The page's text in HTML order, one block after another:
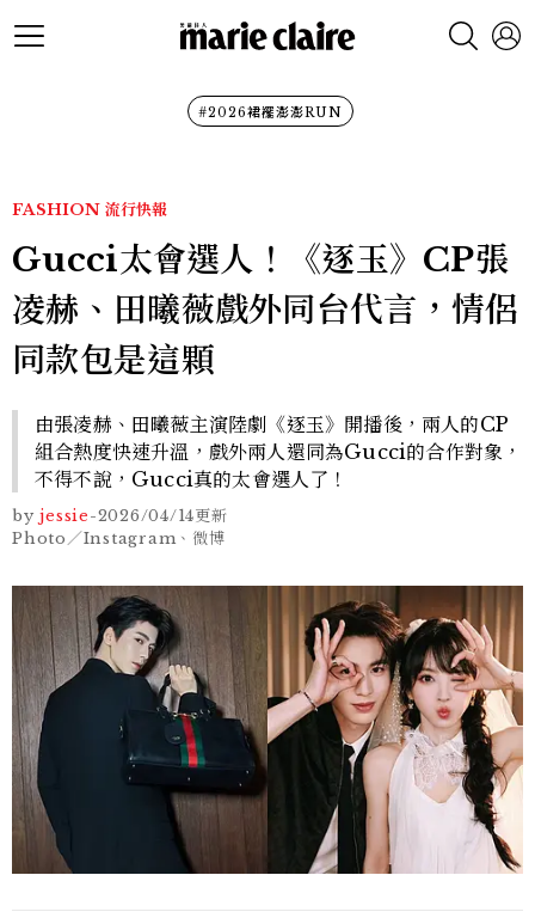
#2026裙襬澎澎RUN
FASHION 流行快報
Gucci太會選人！《逐玉》CP張
凌赫、田曦薇戲外同台代言，情侶
同款包是這顆
由張凌赫、田曦薇主演陸劇《逐玉》開播後，兩人的CP
組合熱度快速升溫，戲外兩人還同為Gucci的合作對象，
不得不說，Gucci真的太會選人了！
by jessie-2026/04/14更新
Photo／Instagram、微博